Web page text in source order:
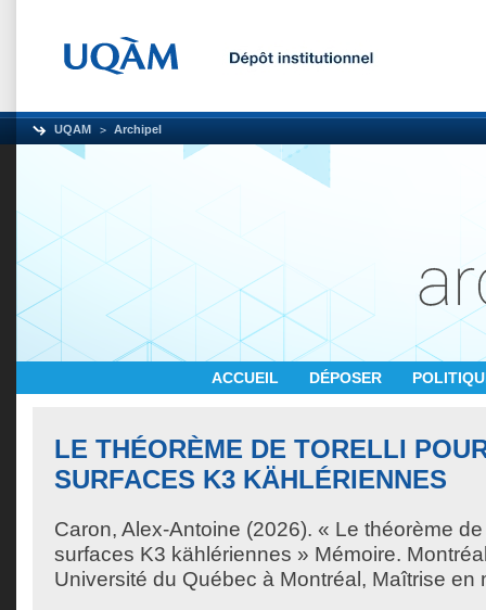
UQAM Archipel
ACCUEIL DÉPOSER
LE THÉORÈME DE TORELLI
SURFACES K3 KÄHLÉRIENNES
Caron, Alex-Antoine (2026). « Le théorème
surfaces K3 kählériennes » Mémoire.
Université du Québec à Montréal, Maîtrise en